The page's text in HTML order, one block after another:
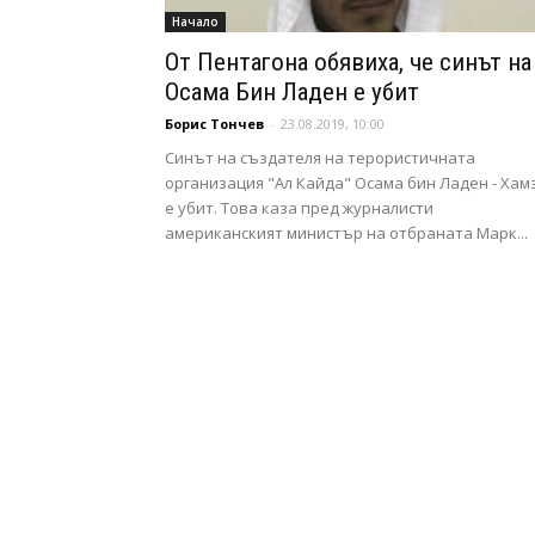
Начало
От Пентагона обявиха, че синът на
Осама Бин Ладен е убит
Борис Тончев - 23.08.2019, 10:00
Синът на създателя на терористичната
организация "Ал Кайда" Осама бин Ладен -
е убит. Това каза пред журналисти
американският министър на отбраната Марк...